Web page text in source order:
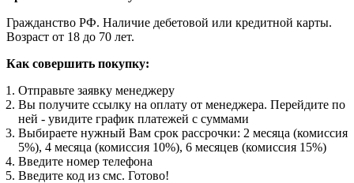
Гражданство РФ. Наличие дебетовой или кредитной карты.
Возраст от 18 до 70 лет.
Как совершить покупку:
Отправьте заявку менеджеру
Вы получите ссылку на оплату от менеджера. Перейдите по
ней - увидите график платежей с суммами
Выбираете нужный Вам срок рассрочки: 2 месяца (комиссия
5%), 4 месяца (комиссия 10%), 6 месяцев (комиссия 15%)
Введите номер телефона
Введите код из смс. Готово!